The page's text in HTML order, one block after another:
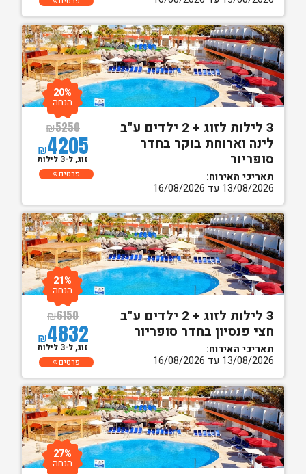
3 לילות לזוג + 2 ילדים ע"ב
לינה וארוחת בוקר בחדר
סופריור
תאריכי האירוח:
13/08/2026 עד 16/08/2026
₪5250
₪4205
20%
הנחה
זוג, ל-3 לילות
פרטים
3 לילות לזוג + 2 ילדים ע"ב
חצי פנסיון בחדר סופריור
תאריכי האירוח:
13/08/2026 עד 16/08/2026
₪6150
₪4832
21%
הנחה
זוג, ל-3 לילות
פרטים
27%
הנחה